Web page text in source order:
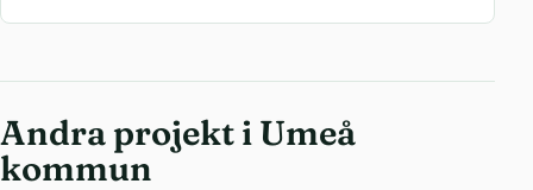
Andra projekt i Umeå
kommun